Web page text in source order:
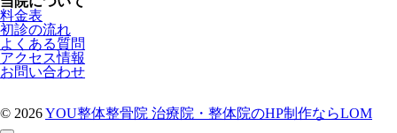
料金表
初診の流れ
よくある質問
アクセス情報
お問い合わせ
© 2026YOU整体整骨院 治療院・整体院のHP制作ならLOM